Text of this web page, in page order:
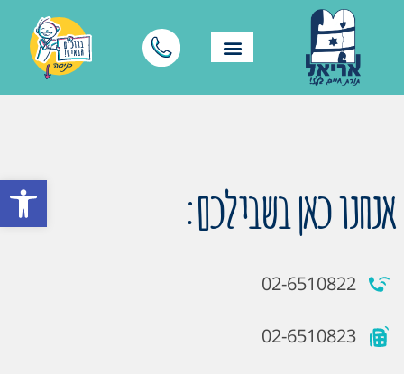
פתח אנחנו כאן בשבילכם:
02-6510822
02-6510823